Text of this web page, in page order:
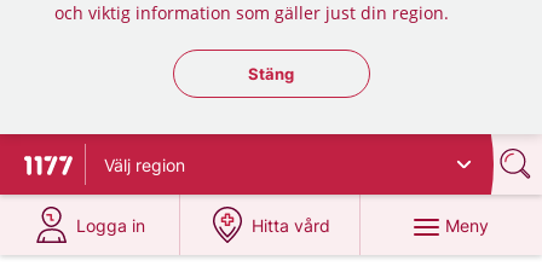
och viktig information som gäller just din region.
Stäng regionsväljaren
Stäng
Till startsidan för 1177
Välj region
Logga in
på 1177.se
Hitta vård
på 1177.se
Meny